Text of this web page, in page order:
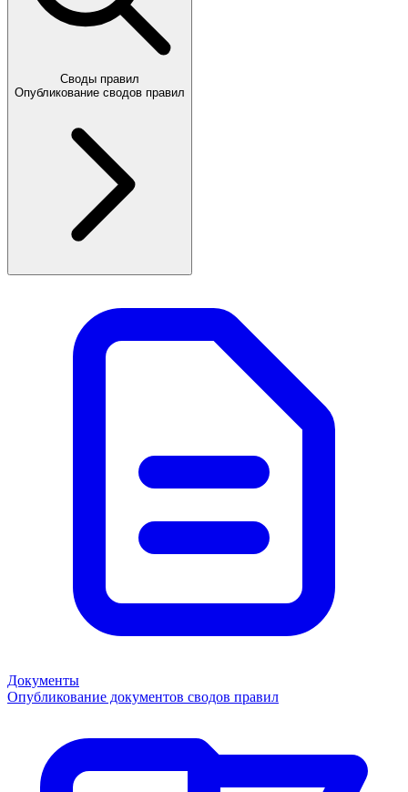
Своды правил
Опубликование сводов правил
Документы
Опубликование документов сводов правил